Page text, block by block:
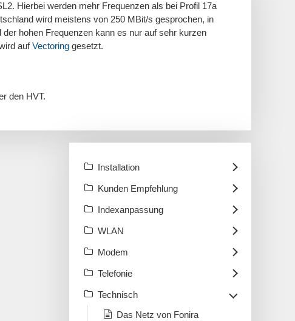
Hierbei werden mehr Frequenzen als bei Profil 17a
wird meistens von 250 MBit/s gesprochen, in
hohen Frequenzen kann es nur auf sehr kurzen
aufVectoring gesetzt.
den HVT.
Installation
Kunden Empfehlung
Indexanpassung
WLAN
Modem
Telefonie
Technisch
Das Netz von Fonira